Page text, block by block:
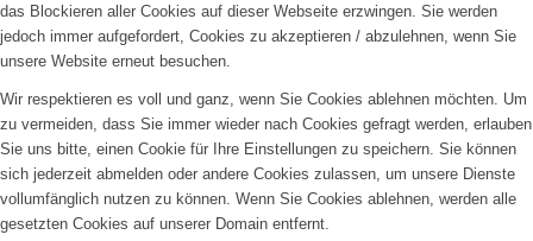
das Blockieren aller Cookies auf dieser Webseite erzwingen. Sie werden
jedoch immer aufgefordert, Cookies zu akzeptieren / abzulehnen, wenn Sie
unsere Website erneut besuchen.
Wir respektieren es voll und ganz, wenn Sie Cookies ablehnen möchten. Um
zu vermeiden, dass Sie immer wieder nach Cookies gefragt werden, erlauben
Sie uns bitte, einen Cookie für Ihre Einstellungen zu speichern. Sie können
sich jederzeit abmelden oder andere Cookies zulassen, um unsere Dienste
vollumfänglich nutzen zu können. Wenn Sie Cookies ablehnen, werden alle
gesetzten Cookies auf unserer Domain entfernt.